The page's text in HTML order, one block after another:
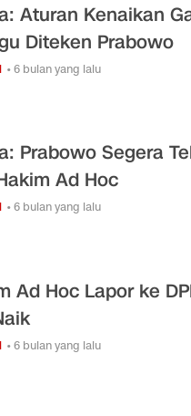
Aturan Kenaikan
Diteken Prabowo
• 6 bulan yang lalu
Prabowo Segera
Ad Hoc
• 6 bulan yang lalu
Ad Hoc Lapor ke
• 6 bulan yang lalu